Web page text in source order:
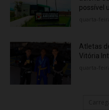
possível
Atletas
Vitória